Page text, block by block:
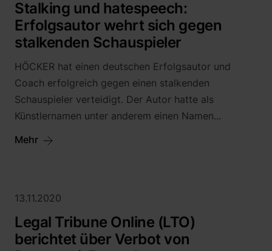
Stalking und hatespeech:
Erfolgsautor wehrt sich gegen
stalkenden Schauspieler
HÖCKER hat einen deutschen Erfolgsautor und
Coach erfolgreich gegen einen stalkenden
Schauspieler verteidigt. Der Autor hatte als
Künstlernamen unter anderem einen Namen...
Mehr
13.11.2020
Legal Tribune Online (LTO)
berichtet über Verbot von